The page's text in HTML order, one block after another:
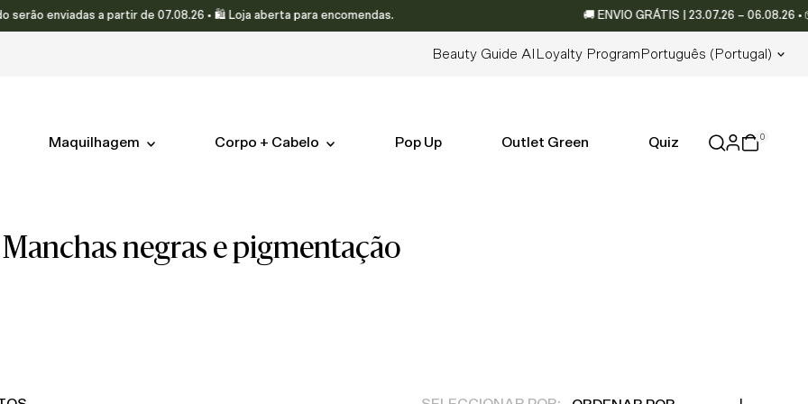
a partir de 07.08.26 • 🛍️ Loja aberta para encomendas. 🚚 ENVIO GRÁTIS | 23.07.26 – 06.08.26 • 📦
Beauty Guide AI Loyalty ProgramPortuguês (portugal)
Maquilhagem Corpo + Cabelo Pop Up Outlet Green Quiz 0
manchas negras e pigmentação